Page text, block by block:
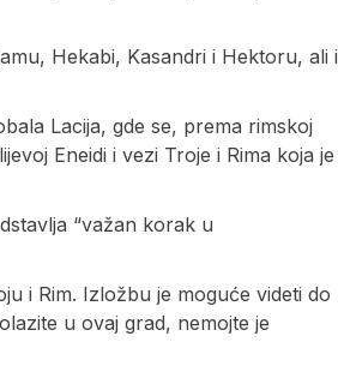
Hekabi, Kasandri i Hektoru, ali i
Lacija, gde se, prema rimskoj
Eneidi i vezi Troje i Rima koja je
“važan korak u
i Rim. Izložbu je moguće videti do
u ovaj grad, nemojte je